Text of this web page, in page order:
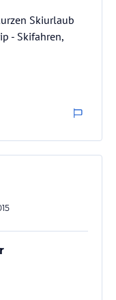
Skiurlaub
- Skifahren,